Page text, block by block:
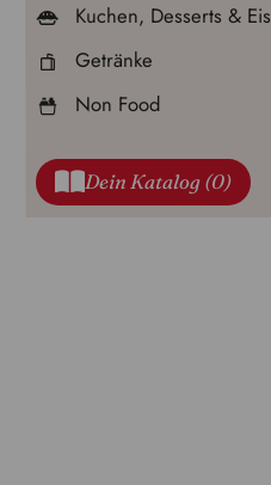
Kuchen, Desserts & Eis
Getränke
Non Food
Dein Katalog (0)